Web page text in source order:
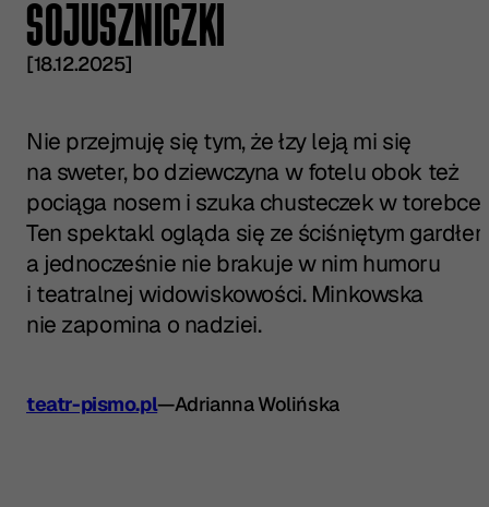
SOJUSZNICZKI
[18.12.2025]
Nie przejmuję się tym, że łzy leją mi się
na sweter, bo dziewczyna w fotelu obok też
pociąga nosem i szuka chusteczek w torebce.
Ten spektakl ogląda się ze ściśniętym
a jednocześnie nie brakuje w nim humoru
i teatralnej widowiskowości. Minkowska
nie zapomina o nadziei.
teatr-pismo.pl—Adrianna Wolińska